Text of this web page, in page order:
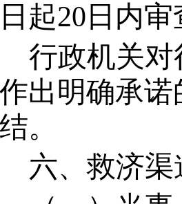
日起20 日内
行政机关
作出明确承
结。
六、救济渠